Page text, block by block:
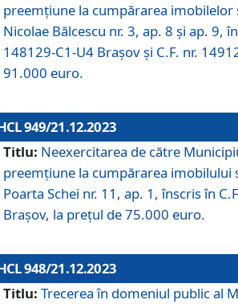
preemțiune la cumpărarea imobilelor
Nicolae Bălcescu nr. 3, ap. 8 și ap. 9,
148129-C1-U4 Brașov și C.F. nr.
91.000 euro.
949/21.12.2023
Titlu: Neexercitarea de către
preemțiune la cumpărarea imobilului
Poarta Schei nr. 11, ap. 1, înscris în
Brașov, la prețul de 75.000 euro.
948/21.12.2023
Titlu: Trecerea în domeniul public al